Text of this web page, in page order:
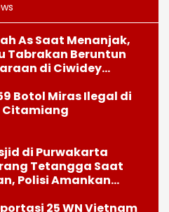
Polisi Amankan
Sajam
25 WN Vietnam
Soetta
Pulangkan Anak-anak
Ceuta